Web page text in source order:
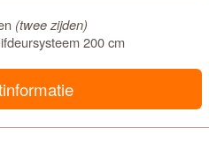
(twee zijden)
200 cm